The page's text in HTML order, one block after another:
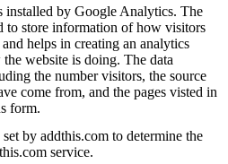
installed by Google Analytics. The
to store information of how visitors
helps in creating an analytics
website is doing. The data
the number visitors, the source
come from, and the pages visted in
form.
by addthis.com to determine the
service.